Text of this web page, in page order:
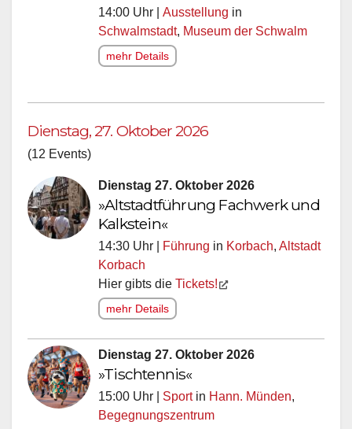
14:00 Uhr | Ausstellung in
Schwalmstadt, Museum der Schwalm
mehr Details
Dienstag, 27. Oktober 2026
(12 Events)
Dienstag 27. Oktober 2026
»Altstadtführung Fachwerk und
Kalkstein«
14:30 Uhr | Führung in Korbach, Altstadt
Korbach
Hier gibts die Tickets!
mehr Details
Dienstag 27. Oktober 2026
»Tischtennis«
15:00 Uhr | Sportin Hann. Münden,
Begegnungszentrum